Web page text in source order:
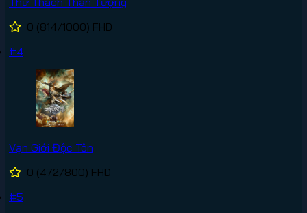
0 (814/1000) FHD
#4
Vạn Giới Độc Tôn
0 (472/800) FHD
#5